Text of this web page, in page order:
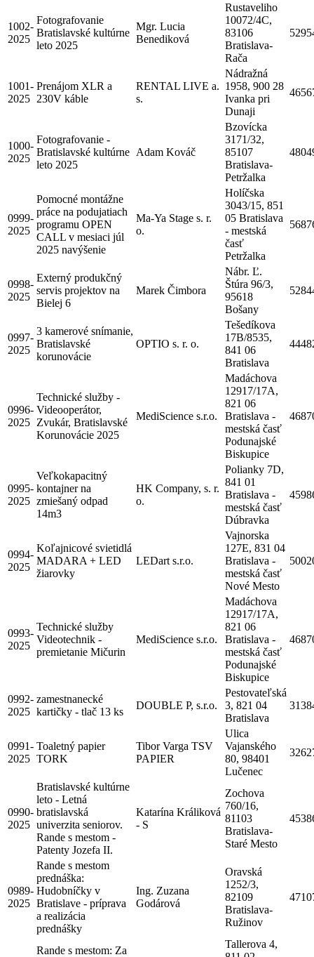
1002-
2025
Fotografovanie
Bratislavské kultúrne
leto 2025
Mgr. Lucia
Benediková
Rustaveliho
10072/4C,
83106
Bratislava-
Rača
1001-
2025
Prenájom XLR a
230V káble
RENTAL LIVE a.
s.
Nádražná
1958, 900 28
Ivanka pri
Dunaji
1000-
2025
Fotografovanie -
Bratislavské kultúrne
leto 2025
Adam Kováč
Bzovícka
3171/32,
85107
Bratislava-
Petržalka
0999-
2025
Pomocné montážne
práce na podujatiach
programu OPEN
CALL v mesiaci júl
2025 navýšenie
Ma-Ya Stage s. r.
o.
Holíčska
3043/15, 851
05 Bratislava
- mestská
časť
Petržalka
0998-
2025
Externý produkčný
servis projektov na
Bielej 6
Marek Čimbora
Nábr. Ľ.
Štúra 96/3,
95618
Bošany
0997-
2025
3 kamerové snímanie,
Bratislavské
korunovácie
OPTIO s. r. o.
Tešedíkova
17B/8535,
841 06
Bratislava
0996-
2025
Technické služby -
Videooperátor,
Zvukár, Bratislavské
Korunovácie 2025
MediScience s.r.o.
Madáchova
12917/17A,
821 06
Bratislava -
mestská časť
Podunajské
Biskupice
0995-
2025
Veľkokapacitný
kontajner na
zmiešaný odpad
14m3
HK Company, s. r.
o.
Polianky 7D,
841 01
Bratislava -
mestská časť
Dúbravka
0994-
2025
Koľajnicové svietidlá
MADARA + LED
žiarovky
LEDart s.r.o.
Vajnorska
127E, 831 04
Bratislava -
mestská časť
Nové Mesto
0993-
2025
Technické služby
Videotechnik -
premietanie Mičurin
MediScience s.r.o.
Madáchova
12917/17A,
821 06
Bratislava -
mestská časť
Podunajské
Biskupice
0992-
2025
zamestnanecké
kartičky - tlač 13 ks
DOUBLE P, s.r.o.
Pestovateľská
3, 821 04
Bratislava
0991-
2025
Toaletný papier
TORK
Tibor Varga TSV
PAPIER
Ulica
Vajanského
80, 98401
Lučenec
0990-
2025
Bratislavské kultúrne
leto - Letná
bratislavská
univerzita seniorov.
Rande s mestom -
Patenty Jozefa II.
Katarína Králiková
- S
Zochova
760/16,
81103
Bratislava-
Staré Mesto
0989-
2025
Rande s mestom
prednáška:
Hudobníčky v
Bratislave - príprava
a realizácia
prednášky
Ing. Zuzana
Godárová
Oravská
1252/3,
82109
Bratislava-
Ružinov
Rande s mestom: Za
Tallerova 4,